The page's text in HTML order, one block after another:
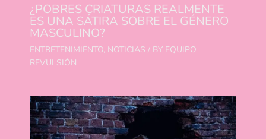
¿POBRES CRIATURAS REALMENTE
ES UNA SÁTIRA SOBRE EL GÉNERO
MASCULINO?
ENTRETENIMIENTO, NOTICIAS / BY EQUIPO
REVULSIÓN